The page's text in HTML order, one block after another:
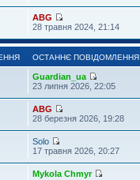
ABG
28 травня 2024, 21:14
ОСТАННЄ ПОВІДОМЛЕННЯ
Guardian_ua
23 липня 2026, 22:05
ABG
28 березня 2026, 19:28
Solo
17 травня 2026, 20:27
Mykola Chmyr